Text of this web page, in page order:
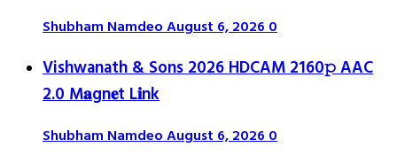
Shubham NamdeoAugust 6, 20260
Vishwanath & Sons 2026 HDCAM 2160𝚙 AAC
2.0 M𝐚gn𝐞t L𝐢nk
Shubham NamdeoAugust 6, 20260